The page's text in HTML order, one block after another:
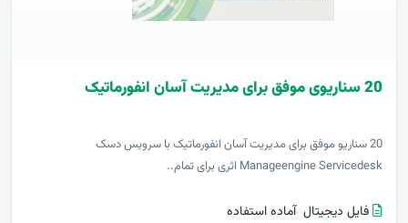
20 سناریوی موفق برای مدیریت آسان انفورماتیک
20 سناریو موفق برای مدیریت آسان انفورماتیک با سرویس دسک
Manageengine Servicedesk اثری برای تمام..
فایل دیجیتال آماده استفاده